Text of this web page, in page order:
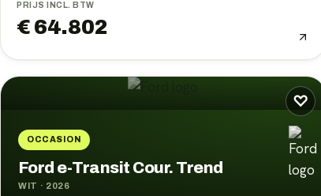
PRIJS INCL. BTW
€ 64.802
♡
OCCASION
Ford e-Transit Cour. Trend
WIT · 2026